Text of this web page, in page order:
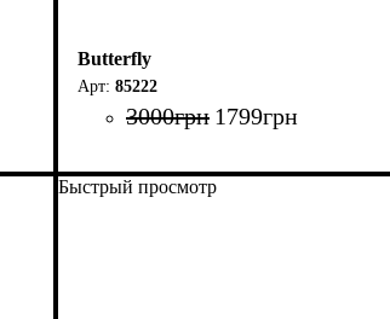
Butterfly
85222
3000грн 1799грн
Быстрый просмотр